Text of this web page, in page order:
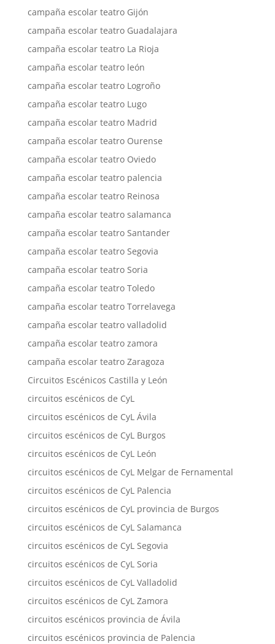
campaña escolar teatro Gijón
campaña escolar teatro Guadalajara
campaña escolar teatro La Rioja
campaña escolar teatro león
campaña escolar teatro Logroño
campaña escolar teatro Lugo
campaña escolar teatro Madrid
campaña escolar teatro Ourense
campaña escolar teatro Oviedo
campaña escolar teatro palencia
campaña escolar teatro Reinosa
campaña escolar teatro salamanca
campaña escolar teatro Santander
campaña escolar teatro Segovia
campaña escolar teatro Soria
campaña escolar teatro Toledo
campaña escolar teatro Torrelavega
campaña escolar teatro valladolid
campaña escolar teatro zamora
campaña escolar teatro Zaragoza
Circuitos Escénicos Castilla y León
circuitos escénicos de CyL
circuitos escénicos de CyL Ávila
circuitos escénicos de CyL Burgos
circuitos escénicos de CyL León
circuitos escénicos de CyL Melgar de Fernamental
circuitos escénicos de CyL Palencia
circuitos escénicos de CyL provincia de Burgos
circuitos escénicos de CyL Salamanca
circuitos escénicos de CyL Segovia
circuitos escénicos de CyL Soria
circuitos escénicos de CyL Valladolid
circuitos escénicos de CyL Zamora
circuitos escénicos provincia de Ávila
circuitos escénicos provincia de Palencia